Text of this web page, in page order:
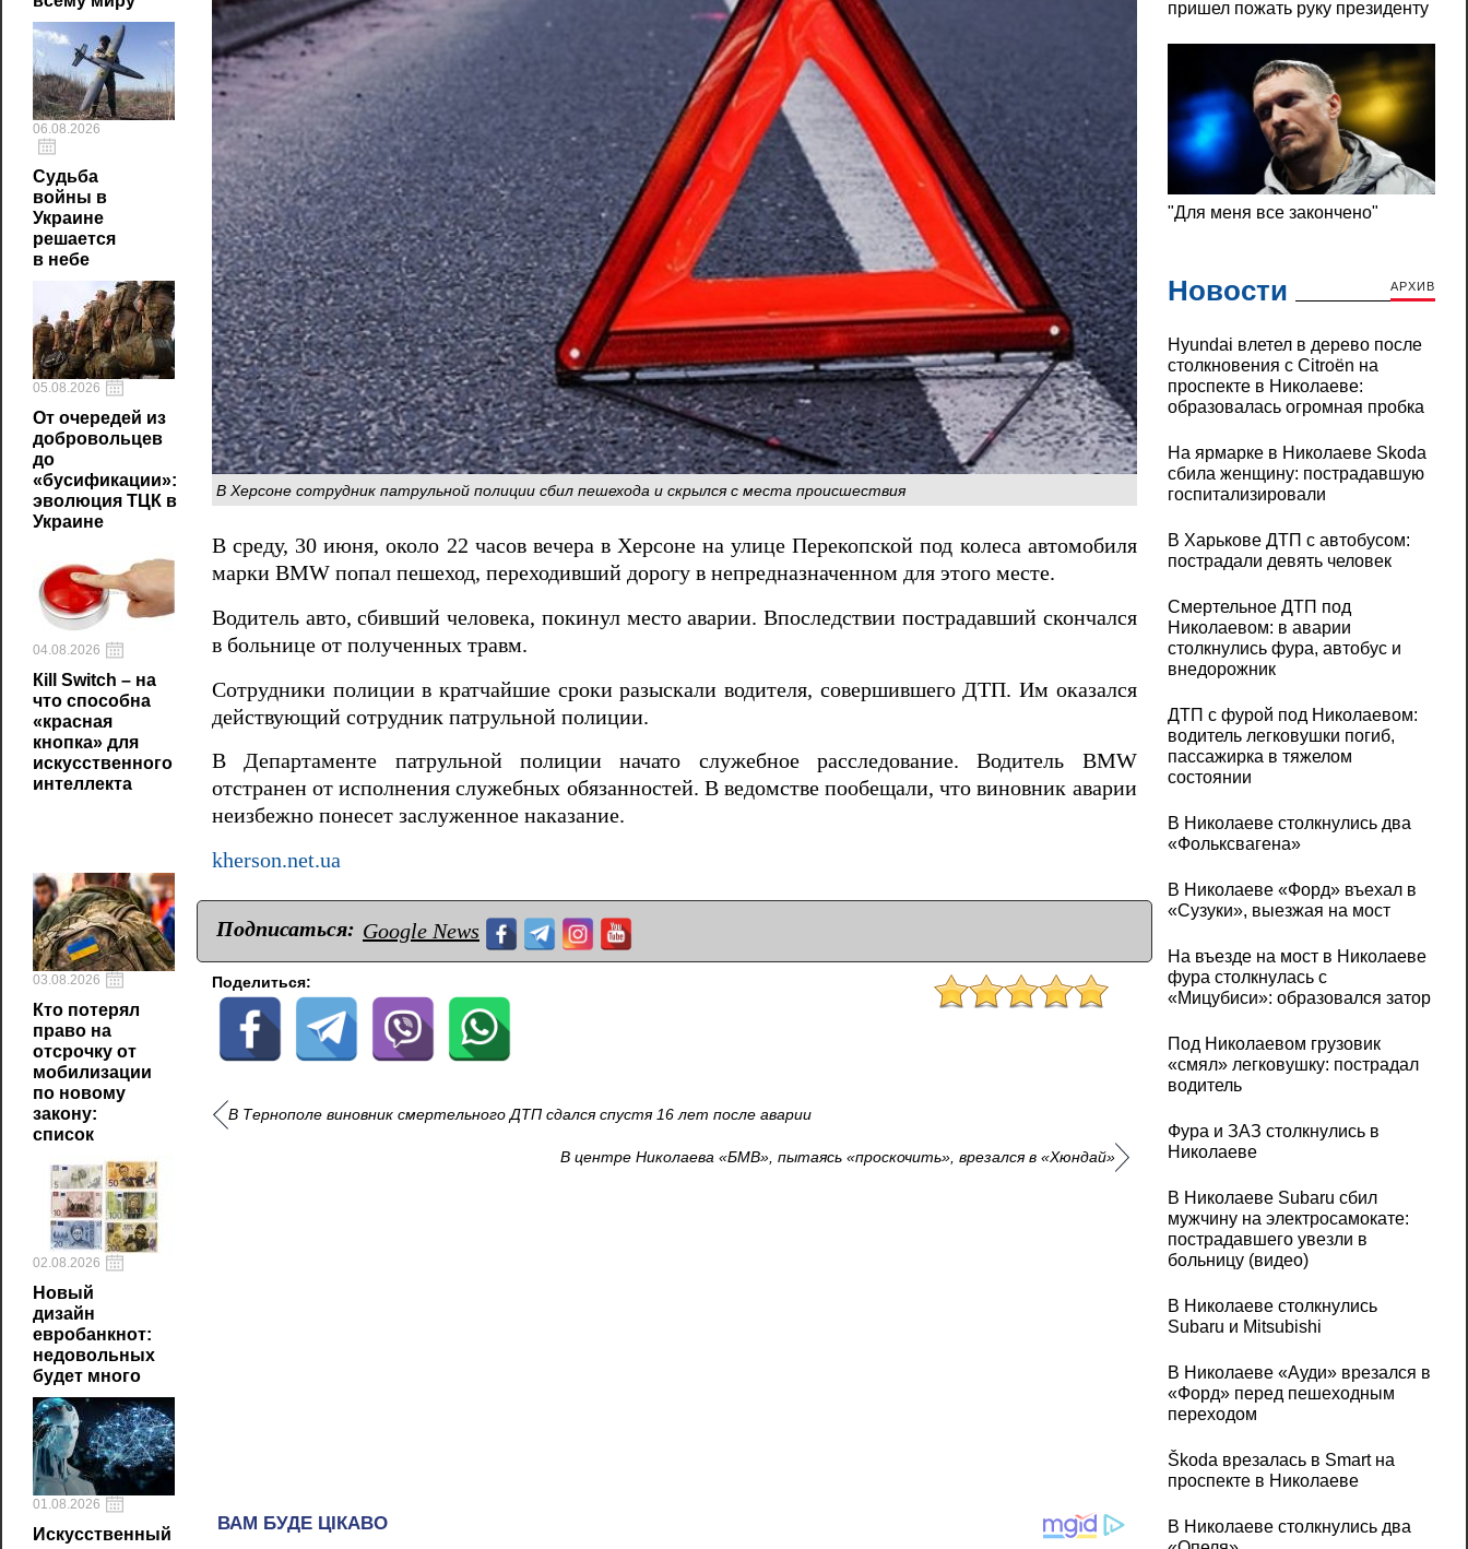
06.08.2026
Судьба
войны в
Украине
решается
в небе
05.08.2026
От очередей из
добровольцев
до
«бусификации»:
эволюция ТЦК в
Украине
04.08.2026
Кill Switch – на
что способна
«красная
кнопка» для
искусственного
интеллекта
03.08.2026
Кто потерял
право на
отсрочку от
мобилизации
по новому
закону:
список
02.08.2026
Новый
дизайн
евробанкнот:
недовольных
будет много
01.08.2026
Искусственный
В Херсоне сотрудник патрульной полиции сбил пешехода и скрылся с места происшествия
В среду, 30 июня, около 22 часов вечера в Херсоне на улице Перекопской под колеса автомобиля
марки BMW попал пешеход, переходивший дорогу в непредназначенном для этого месте.
Водитель авто, сбивший человека, покинул место аварии. Впоследствии пострадавший скончался
в больнице от полученных травм.
Сотрудники полиции в кратчайшие сроки разыскали водителя, совершившего ДТП. Им оказался
действующий сотрудник патрульной полиции.
В Департаменте патрульной полиции начато служебное расследование. Водитель BMW
отстранен от исполнения служебных обязанностей. В ведомстве пообещали, что виновник аварии
неизбежно понесет заслуженное наказание.
kherson.net.ua
Подписаться: Google News
Поделиться:
В Тернополе виновник смертельного ДТП сдался спустя 16 лет после аварии
В центре Николаева «БМВ», пытаясь «проскочить», врезался в «Хюндай»
Новости АРХИВ
Hyundai влетел в дерево после
столкновения с Citroën на
проспекте в Николаеве:
образовалась огромная пробка
На ярмарке в Николаеве Skoda
сбила женщину: пострадавшую
госпитализировали
В Харькове ДТП с автобусом:
пострадали девять человек
Смертельное ДТП под
Николаевом: в аварии
столкнулись фура, автобус и
внедорожник
ДТП с фурой под Николаевом:
водитель легковушки погиб,
пассажирка в тяжелом
состоянии
В Николаеве столкнулись два
«Фольксвагена»
В Николаеве «Форд» въехал в
«Сузуки», выезжая на мост
На въезде на мост в Николаеве
фура столкнулась с
«Мицубиси»: образовался затор
Под Николаевом грузовик
«смял» легковушку: пострадал
водитель
Фура и ЗАЗ столкнулись в
Николаеве
В Николаеве Subaru сбил
мужчину на электросамокате:
пострадавшего увезли в
больницу (видео)
В Николаеве столкнулись
Subaru и Mitsubishi
В Николаеве «Ауди» врезался в
«Форд» перед пешеходным
переходом
Škoda врезалась в Smart на
проспекте в Николаеве
В Николаеве столкнулись два